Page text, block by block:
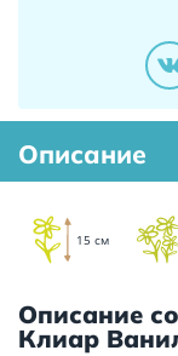
Описание
15 см
Описание
Клиар